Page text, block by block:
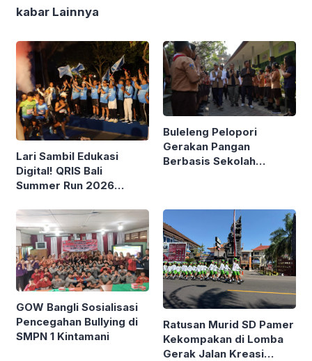
kabar Lainnya
Lari Sambil Edukasi
Digital! QRIS Bali
Summer Run 2026
Renon
Buleleng Pelopori
Gerakan Pangan
Berbasis Sekolah
GOW Bangli Sosialisasi
Pencegahan Bullying di
SMPN 1 Kintamani
Ratusan Murid SD Pamer
Kekompakan di Lomba
Gerak Jalan Kreasi